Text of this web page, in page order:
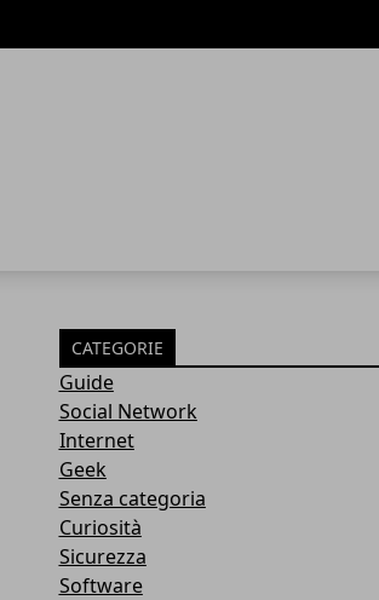
CATEGORIE
Guide
Social Network
Internet
Geek
Senza categoria
Curiosità
Sicurezza
Software